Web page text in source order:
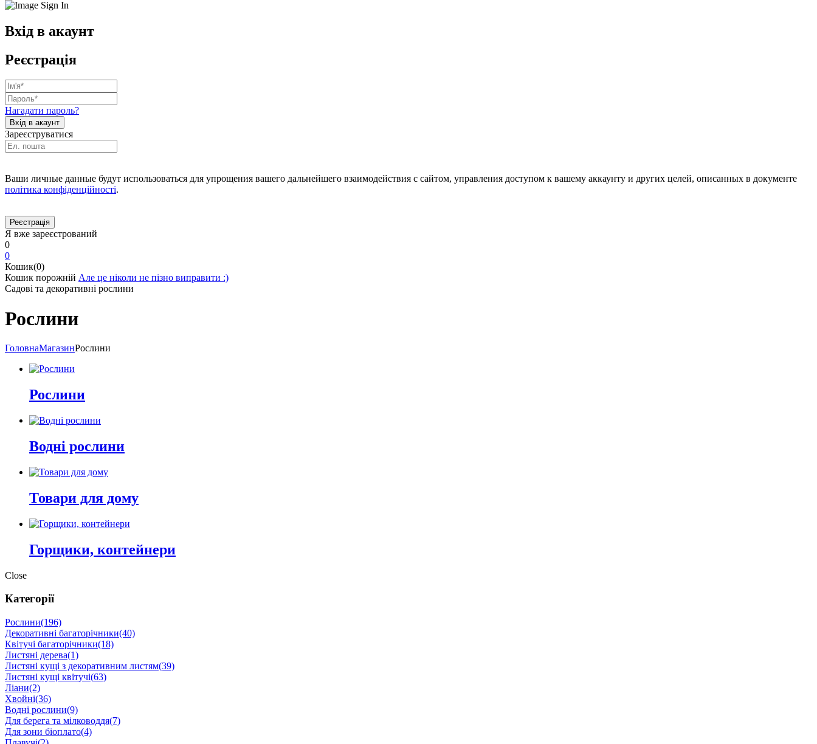
Вхід в акаунт
Реєстрація
Нагадати пароль?
Зареєструватися
Ваши личные данные будут использоваться для упрощения вашего дальнейшего взаимодействия с сайтом, управления доступом к вашему аккаунту и других целей, описанных в документе
політика конфіденційності.
Я вже зареєстрований
0
0
Кошик(0)
Кошик порожній Але це ніколи не пізно виправити :)
Садові та декоративні рослини
Рослини
ГоловнаМагазинРослини
Рослини
Водні рослини
Товари для дому
Горщики, контейнери
Close
Категорії
Рослини(196)
Декоративні багаторічники(40)
Квітучі багаторічники(18)
Листяні дерева(1)
Листяні кущі з декоративним листям(39)
Листяні кущі квітучі(63)
Ліани(2)
Хвойні(36)
Водні рослини(9)
Для берега та мілководдя(7)
Для зони біоплато(4)